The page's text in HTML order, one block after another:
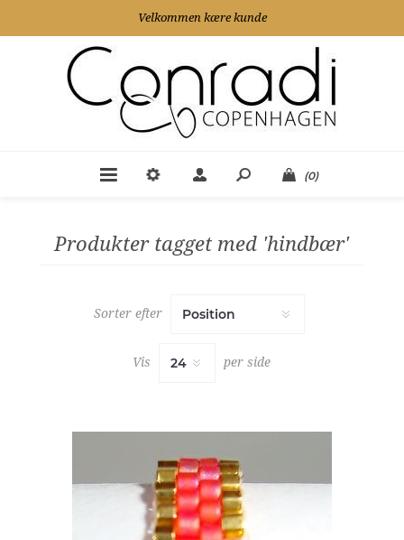
Velkommen kære kunde
(0)
Produkter tagget med 'hindbær'
Sorter efter
Vis per side